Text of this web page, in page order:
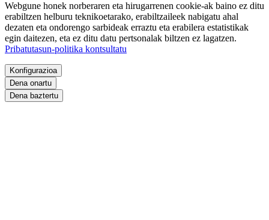
Webgune honek norberaren eta hirugarrenen cookie-ak baino ez ditu
erabiltzen helburu teknikoetarako, erabiltzaileek nabigatu ahal
dezaten eta ondorengo sarbideak erraztu eta erabilera estatistikak
egin daitezen, eta ez ditu datu pertsonalak biltzen ez lagatzen.
Pribatutasun-politika kontsultatu
Konfigurazioa
Dena onartu
Dena baztertu